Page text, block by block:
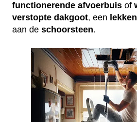
functionerende afvoerbuis of
verstopte dakgoot, een
aan de schoorsteen.